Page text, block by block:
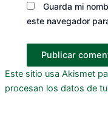
Guarda mi
este navegador
Este sitio usa Akismet
procesan los datos de